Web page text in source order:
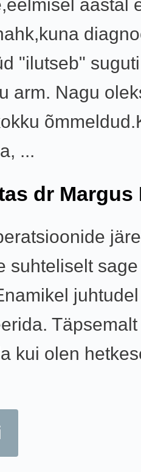
aastal
"ilutseb"
arm. Nagu
...
dr Margus
suhteliselt sage
kui olen